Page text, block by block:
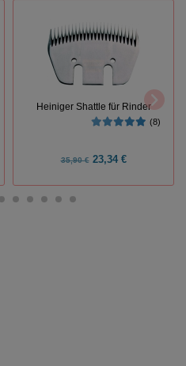
Heiniger Shattle für Rinder
(8)
35,90 €23,34 €